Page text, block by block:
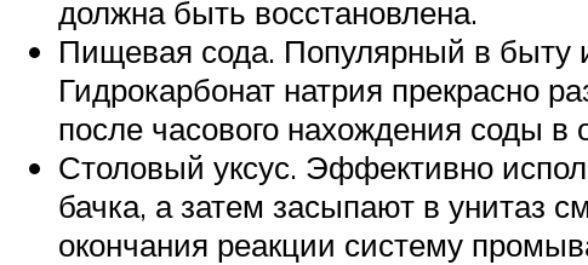
должна быть восстановлена.
Пищевая сода. Популярный в быту
Гидрокарбонат натрия прекрасно
после часового нахождения соды
Столовый уксус. Эффективно
бачка, а затем засыпают в унитаз
окончания реакции систему